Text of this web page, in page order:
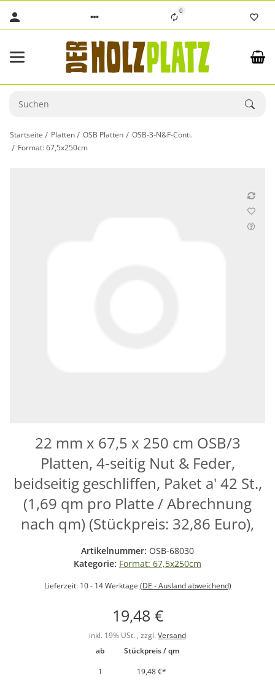
0
Startseite Platten OSB Platten
OSB-3-N&F-Conti.
Format: 67,5x250cm
22 mm x 67,5 x 250 cm OSB/3
Platten, 4-seitig Nut & Feder,
beidseitig geschliffen, Paket a' 42 St.,
(1,69 qm pro Platte / Abrechnung
nach qm) (Stückpreis: 32,86 Euro),
Artikelnummer: OSB-68030
Kategorie: Format: 67,5x250cm
Lieferzeit: 10 - 14 Werktage (DE - Ausland abweichend)
19,48 €
inkl. 19% USt. , zzgl. Versand
ab
Stückpreis / qm
1
19,48 €*